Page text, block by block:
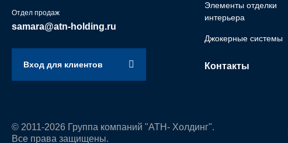
Отдел продаж
samara@atn-holding.ru
Вход для клиентов
Элементы отделки
интерьера
Джокерные системы
Контакты
© 2011-2026 Группа компаний "АТН- Холдинг".
Все права защищены.